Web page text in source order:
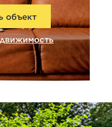
объект